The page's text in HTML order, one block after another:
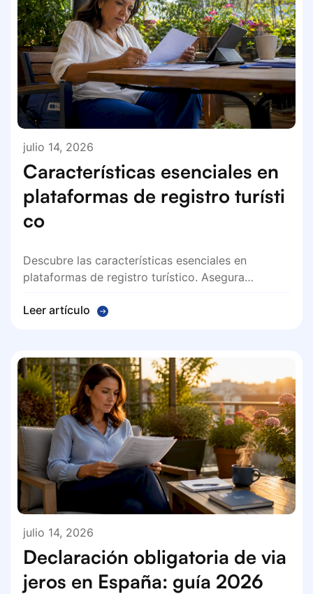
julio 14, 2026
Características esenciales en
plataformas de registro turísti
co
Descubre las características esenciales en
plataformas de registro turístico. Asegura…
Leer artículo
julio 14, 2026
Declaración obligatoria de via
jeros en España: guía 2026